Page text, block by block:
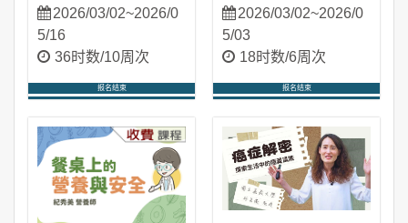
2026/03/02~2026/0
5/16
36时数/10周次
报名结束
2026/03/02~2026/0
5/03
18时数/6周次
报名结束